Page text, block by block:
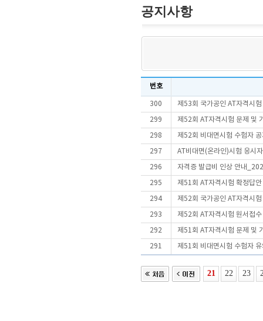
공지사항
번호
300 제53회 국가공인 AT자격시
299 제52회 AT자격시험 문제 및
298 제52회 비대면시험 수험자
297 AT비대면(온라인)시험 응시
296 자격증 발급비 인상 안내
295 제51회 AT자격시험 확정답
294 제52회 국가공인 AT자격시
293 제52회 AT자격시험 원서접
292 제51회 AT자격시험 문제 및
291 제51회 비대면시험 수험자
21 22 23